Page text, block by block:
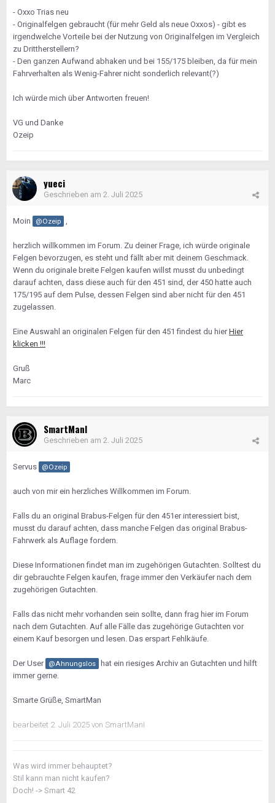
- Oxxo Trias neu
- Originalfelgen gebraucht (für mehr Geld als neue Oxxos) - gibt es
irgendwelche Vorteile bei der Nutzung von Originalfelgen im Vergleich
zu Drittherstellern?
- Den ganzen Aufwand abhaken und bei 155/175 bleiben, da für mein
Fahrverhalten als Wenig-Fahrer nicht sonderlich relevant(?)
Ich würde mich über Antworten freuen!
VG und Danke
Ozeip
yueci
Geschrieben am 2. Juli 2025
Moin @Ozeip ,
herzlich willkommen im Forum. Zu deiner Frage, ich würde originale
Felgen bevorzugen, es steht und fällt aber mit deinem Geschmack.
Wenn du originale breite Felgen kaufen willst musst du unbedingt
darauf achten, dass diese auch für den 451 sind, der 450 hatte auch
175/195 auf dem Pulse, dessen Felgen sind aber nicht für den 451
zugelassen.
Eine Auswahl an originalen Felgen für den 451 findest du hierHier
klicken !!!
Gruß
Marc
SmartManI
Geschrieben am 2. Juli 2025
Servus @Ozeip
auch von mir ein herzliches Willkommen im Forum.
Falls du an original Brabus-Felgen für den 451er interessiert bist,
musst du darauf achten, dass manche Felgen das original Brabus-
Fahrwerk als Auflage fordern.
Diese Informationen findet man im zugehörigen Gutachten. Solltest du
dir gebrauchte Felgen kaufen, frage immer den Verkäufer nach dem
zugehörigen Gutachten.
Falls das nicht mehr vorhanden sein sollte, dann frag hier im Forum
nach dem Gutachten. Auf alle Fälle das zugehörige Gutachten vor
einem Kauf besorgen und lesen. Das erspart Fehlkäufe.
Der User @Ahnungslos
hat ein riesiges Archiv an Gutachten und hilft
immer gerne.
Smarte Grüße, SmartMan
bearbeitet 2. Juli 2025 von SmartManI
Was wird immer behauptet?
Stil kann man nicht kaufen?
Doch! -> Smart 42